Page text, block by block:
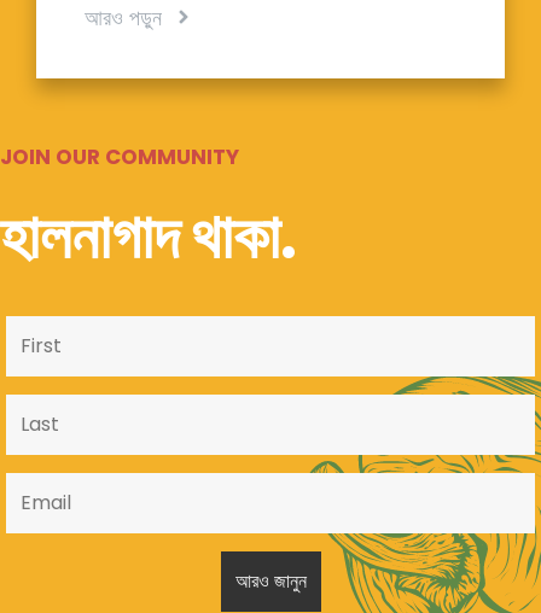
আরও পড়ুন
JOIN OUR COMMUNITY
হালনাগাদ থাকা.